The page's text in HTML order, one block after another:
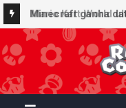
Minecraft ganha
Super Mario Mash-
gráfica exclusiva